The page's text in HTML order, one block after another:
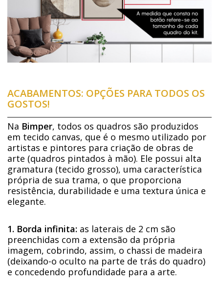
ACABAMENTOS: OPÇÕES PARA TODOS OS
GOSTOS!
Na Bimper, todos os quadros são produzidos
em tecido canvas, que é o mesmo utilizado por
artistas e pintores para criação de obras de
arte (quadros pintados à mão). Ele possui alta
gramatura (tecido grosso), uma característica
própria de sua trama, o que proporciona
resistência, durabilidade e uma textura única e
elegante.
1. Borda infinita: as laterais de 2 cm são
preenchidas com a extensão da própria
imagem, cobrindo, assim, o chassi de madeira
(deixando-o oculto na parte de trás do quadro)
e concedendo profundidade para a arte.